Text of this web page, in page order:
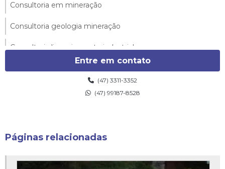
Consultoria em mineração
Consultoria geologia mineração
Consultoria licenciamento industrial
Custo serviço de topografia
Desmembramento de imóvel rural
Entre em contato
(47) 3311-3352
(47) 99187-8528
Páginas relacionadas